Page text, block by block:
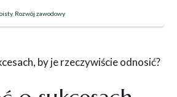
, Rozwój zawodowy